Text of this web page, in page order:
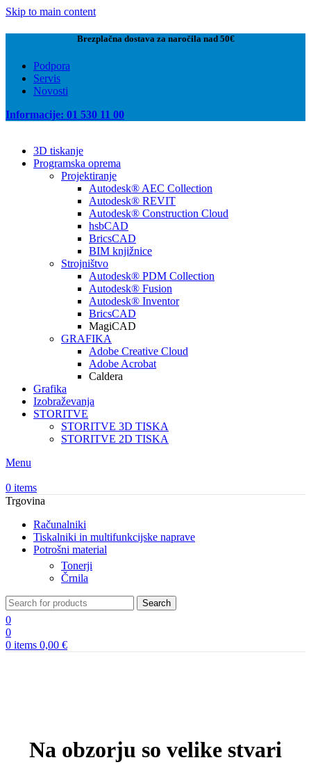
Skip to main content
Brezplačna dostava za naročila nad 50€
Podpora
Servis
Novosti
Informacije: 01 530 11 00
3D tiskanje
Programska oprema
Projektiranje
Autodesk® AEC Collection
Autodesk® REVIT
Autodesk® Construction Cloud
hsbCAD
BricsCAD
BIM knjižnice
Strojništvo
Autodesk® PDM Collection
Autodesk® Fusion
Autodesk® Inventor
BricsCAD
MagiCAD
GRAFIKA
Adobe Creative Cloud
Adobe Acrobat
Caldera
Grafika
Izobraževanja
STORITVE
STORITVE 3D TISKA
STORITVE 2D TISKA
Menu
0 items
Trgovina
Računalniki
Tiskalniki in multifunkcijske naprave
Potrošni material
Tonerji
Črnila
Search
0
0
0 items 0,00 €
Na obzorju so velike stvari